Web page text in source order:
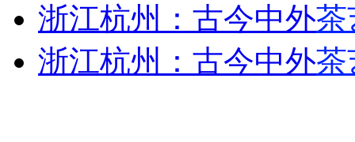
消防员救轻生者 花炮节热闹非凡 减压"枕头大战"
浙江杭州：古今中外茶
浙江杭州：古今中外茶